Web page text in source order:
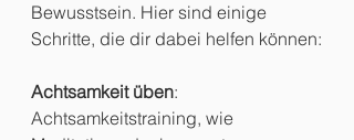
Bewusstsein. Hier sind einige
Schritte, die dir dabei helfen können:
Achtsamkeit üben:
Achtsamkeitstraining, wie